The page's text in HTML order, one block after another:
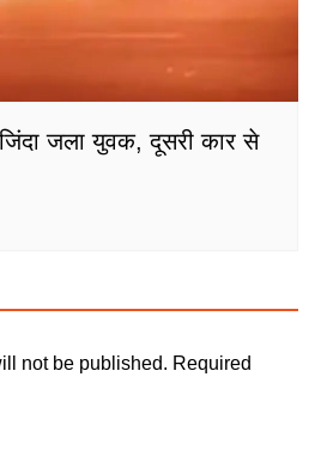
जला युवक, दूसरी कार से
not be published. Required